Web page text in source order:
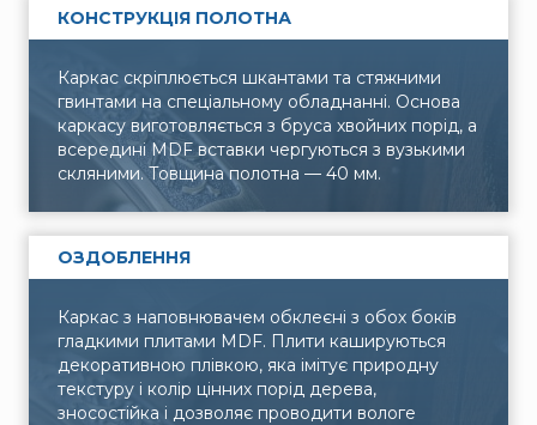
КОНСТРУКЦІЯ ПОЛОТНА
Каркас скріплюється шкантами та стяжними
гвинтами на спеціальному обладнанні. Основа
каркасу виготовляється з бруса хвойних порід, а
всередині MDF вставки чергуються з вузькими
скляними. Товщина полотна — 40 мм.
ОЗДОБЛЕННЯ
Каркас з наповнювачем обклеєні з обох боків
гладкими плитами MDF. Плити кашируються
декоративною плівкою, яка імітує природну
текстуру і колір цінних порід дерева,
зносостійка і дозволяє проводити вологе